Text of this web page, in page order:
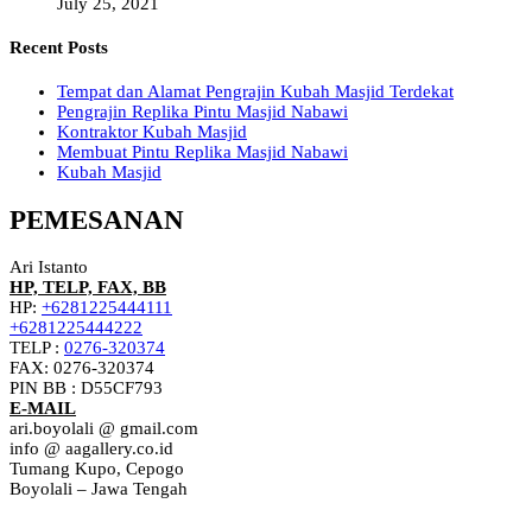
Recent Posts
Tempat dan Alamat Pengrajin Kubah Masjid Terdekat
Pengrajin Replika Pintu Masjid Nabawi
Kontraktor Kubah Masjid
Membuat Pintu Replika Masjid Nabawi
Kubah Masjid
PEMESANAN
Ari Istanto
HP, TELP, FAX, BB
HP: +6281225444111
+6281225444222
TELP : 0276-320374
FAX: 0276-320374
PIN BB : D55CF793
E-MAIL
ari.boyolali @ gmail.com
info @ aagallery.co.id
Tumang Kupo, Cepogo
Boyolali – Jawa Tengah